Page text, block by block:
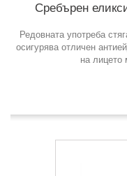
Сребърен
Редовната употреба
осигурява отличен
на лицето